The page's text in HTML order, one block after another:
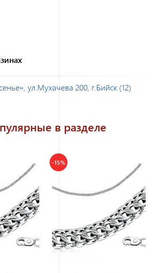
ул.Мухачева 200, г.Бийск (12)
в разделе
-15%